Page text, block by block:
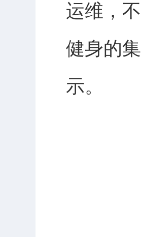
运维，
健身的
示。